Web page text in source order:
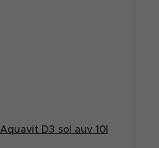
Aquavit D3 sol auv 10l